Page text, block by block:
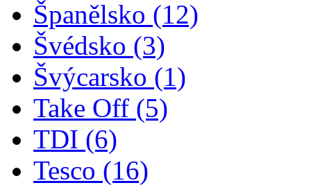
Španělsko (12)
Švédsko (3)
Švýcarsko (1)
Take Off (5)
TDI (6)
Tesco (16)